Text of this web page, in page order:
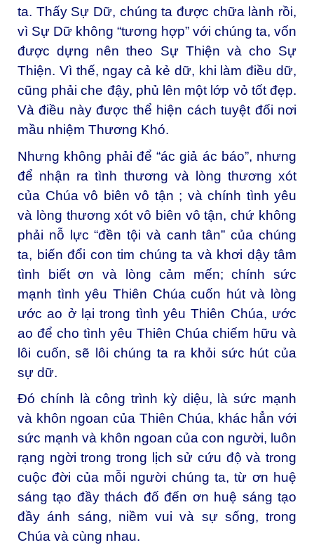
ta. Thấy Sự Dữ, chúng ta được chữa lành rồi,
vì Sự Dữ không “tương hợp” với chúng ta, vốn
được dựng nên theo Sự Thiện và cho Sự
Thiện. Vì thế, ngay cả kẻ dữ, khi làm điều dữ,
cũng phải che đậy, phủ lên một lớp vỏ tốt đẹp.
Và điều này được thể hiện cách tuyệt đối nơi
mầu nhiệm Thương Khó.
Nhưng không phải để “ác giả ác báo”, nhưng
để nhận ra tình thương và lòng thương xót
của Chúa vô biên vô tận ; và chính tình yêu
và lòng thương xót vô biên vô tận, chứ không
phải nỗ lực “đền tội và canh tân” của chúng
ta, biến đổi con tim chúng ta và khơi dậy tâm
tình biết ơn và lòng cảm mến; chính sức
mạnh tình yêu Thiên Chúa cuốn hút và lòng
ước ao ở lại trong tình yêu Thiên Chúa, ước
ao để cho tình yêu Thiên Chúa chiếm hữu và
lôi cuốn, sẽ lôi chúng ta ra khỏi sức hút của
sự dữ.
Đó chính là công trình kỳ diệu, là sức mạnh
và khôn ngoan của Thiên Chúa, khác hẳn với
sức mạnh và khôn ngoan của con người, luôn
rạng ngời trong trong lịch sử cứu độ và trong
cuộc đời của mỗi người chúng ta, từ ơn huệ
sáng tạo đầy thách đố đến ơn huệ sáng tạo
đầy ánh sáng, niềm vui và sự sống, trong
Chúa và cùng nhau.